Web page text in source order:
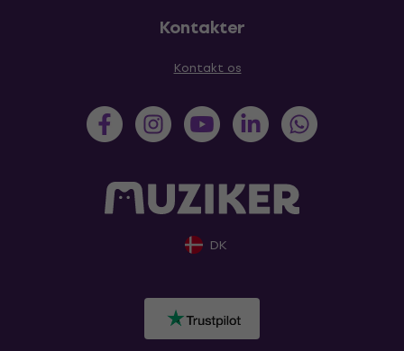
Kontakter
Kontakt os
DK